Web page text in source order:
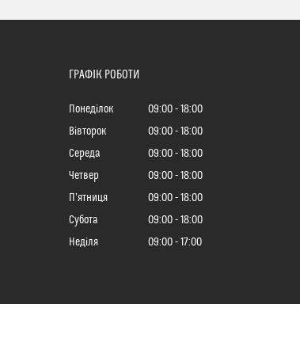
ГРАФІК РОБОТИ
Понеділок 09:00
18:00
Вівторок
09:00
18:00
Середа
09:00
18:00
Четвер
09:00
18:00
Пʼятниця
09:00
18:00
Субота
09:00
18:00
Неділя
09:00 17:00